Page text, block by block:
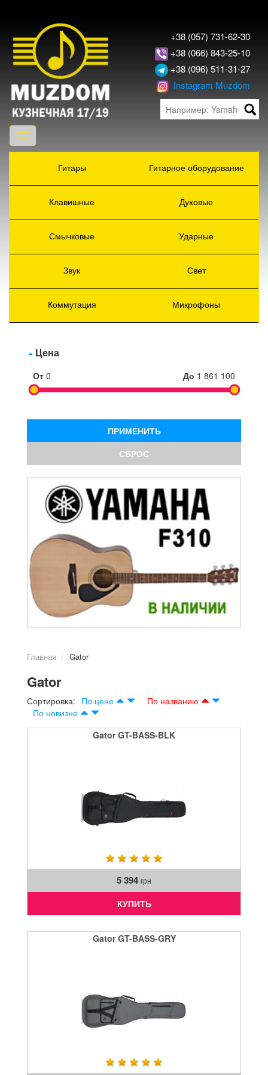
+38 (057) 731-62-30
+38 (066) 843-25-10
+38 (096) 511-31-27
Instagram Muzdom
Toggle
navigation
Гитары
Гитарное оборудование
Клавишные Духовые
Смычковые Ударные
Звук Свет
Коммутация Микрофоны
Цена
От 0 До 1 861 100
ПРИМЕНИТЬ
СБРОС
Главная Gator
Gator
Сортировка: По цене
По названию
По новизне
Gator GT-BASS-BLK
5 394 грн
КУПИТЬ
Gator GT-BASS-GRY